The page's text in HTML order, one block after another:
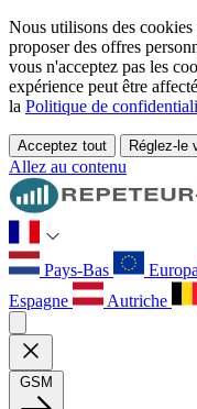
Nous utilisons des
proposer des offres
vous n'acceptez pas les
expérience peut être
la Politique de
Acceptez tout Réglez-le
Allez au contenu
Pays-Bas Europa
Espagne
Autriche
GSM